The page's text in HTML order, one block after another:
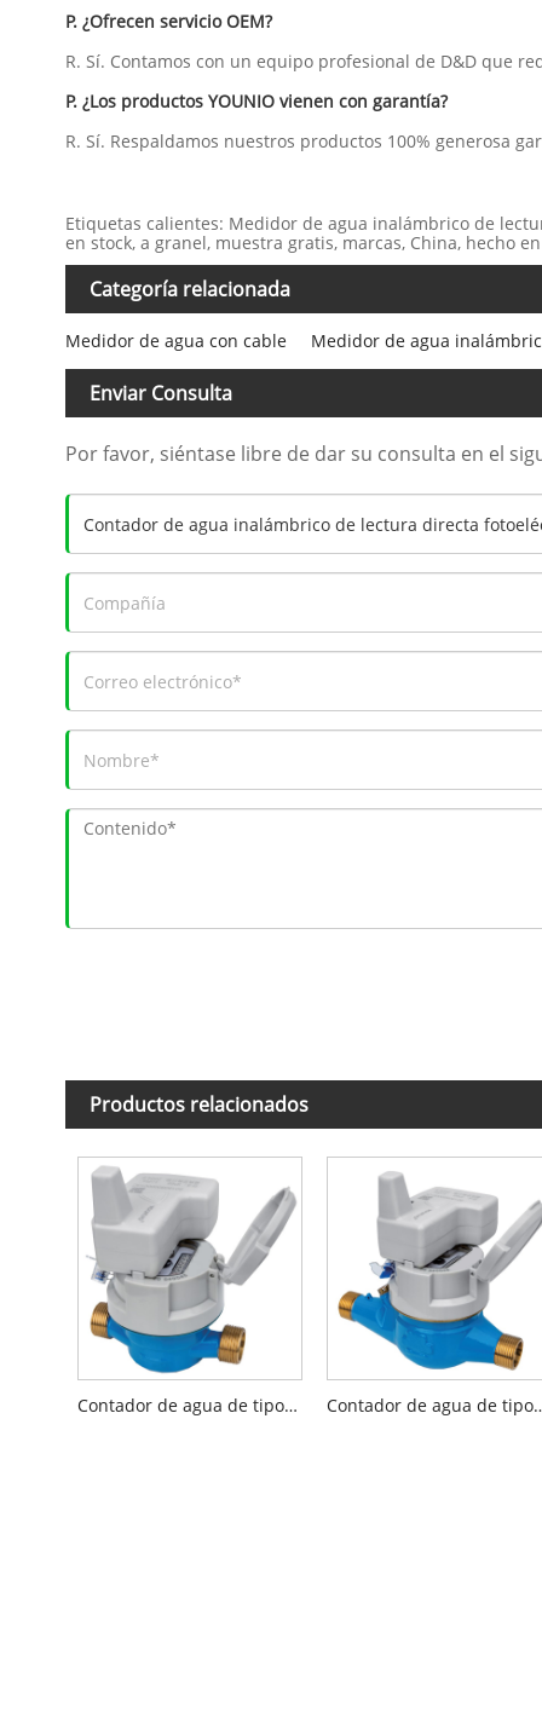
P. ¿Ofrecen servicio OEM?
R. Sí. Contamos con un equipo profesional de D&D que
P. ¿Los productos YOUNIO vienen con garantía?
R. Sí. Respaldamos nuestros productos 100% generosa
Etiquetas calientes: Medidor de agua inalámbrico de
en stock, a granel, muestra gratis, marcas, China, hecho
Categoría relacionada
Medidor de agua con cable Medidor de agua
Enviar Consulta
Por favor, siéntase libre de dar su consulta en el
Productos relacionados
Contador de agua de tipo seco de chorro único con preequipamiento inductivo Contador de agua de tipo seco